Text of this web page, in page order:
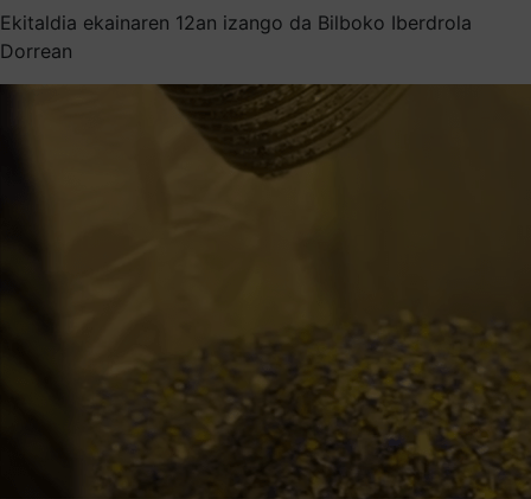
Ekitaldia ekainaren 12an izango da Bilboko Iberdrola
Dorrean